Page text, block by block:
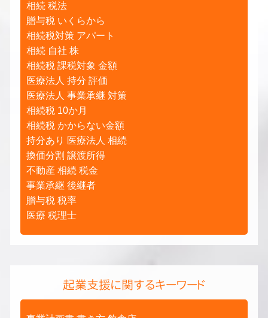
相続 税法
贈与税 いくらから
相続税対策 アパート
相続 自社 株
相続税 課税対象 金額
医療法人 持分 評価
医療法人 事業承継 対策
相続税 10か月
相続税 かからない金額
持分あり 医療法人 相続
換価分割 譲渡所得
不動産 相続 税金
事業承継 後継者
贈与税 税率
医療 税理士
起業支援に関するキーワード